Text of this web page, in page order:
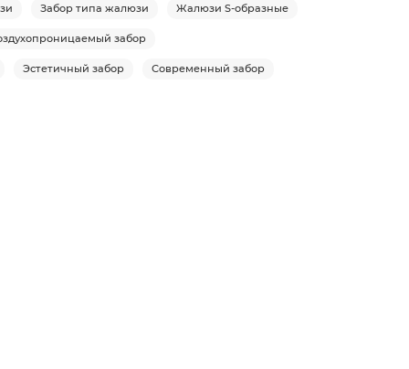
Забор типа жалюзи Жалюзи S-образные
забор
Эстетичный забор Современный забор